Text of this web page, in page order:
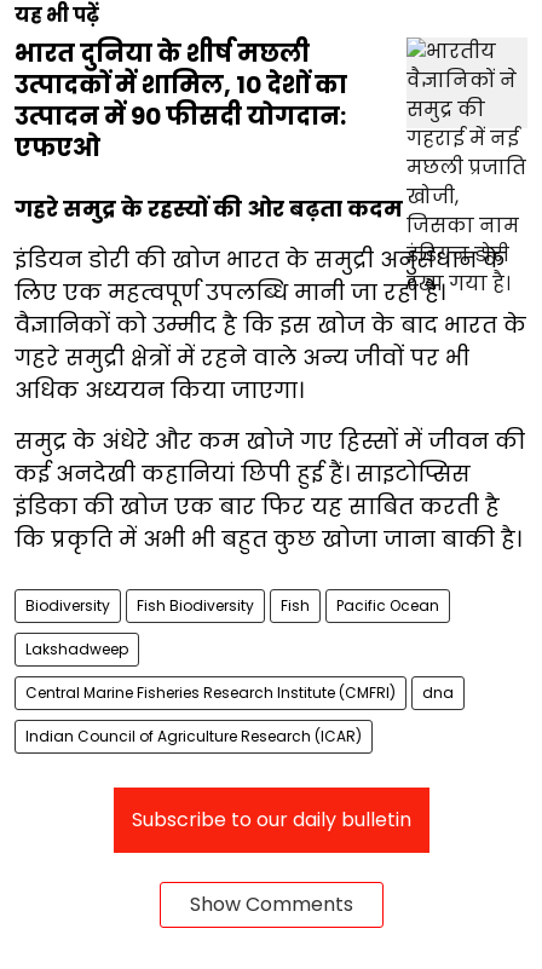
यह भी पढ़ें
भारत दुनिया के शीर्ष मछली
उत्पादकों में शामिल, 10 देशों का
उत्पादन में 90 फीसदी योगदान:
एफएओ
गहरे समुद्र के रहस्यों की ओर बढ़ता कदम
इंडियन डोरी की खोज भारत के समुद्री अनुसंधान के
लिए एक महत्वपूर्ण उपलब्धि मानी जा रही है।
वैज्ञानिकों को उम्मीद है कि इस खोज के बाद भारत के
गहरे समुद्री क्षेत्रों में रहने वाले अन्य जीवों पर भी
अधिक अध्ययन किया जाएगा।
समुद्र के अंधेरे और कम खोजे गए हिस्सों में जीवन की
कई अनदेखी कहानियां छिपी हुई हैं। साइटोप्सिस
इंडिका की खोज एक बार फिर यह साबित करती है
कि प्रकृति में अभी भी बहुत कुछ खोजा जाना बाकी है।
Biodiversity Fish Biodiversity Fish Pacific Ocean
Lakshadweep
Central Marine Fisheries Research Institute (CMFRI) dna
Indian Council of Agriculture Research (ICAR)
Subscribe to our daily bulletin
Show Comments